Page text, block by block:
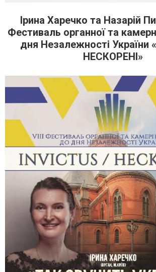
Ірина Харечко та Назарій
Фестиваль органної та
дня Незалежності України
НЕСКОРЕНІ»